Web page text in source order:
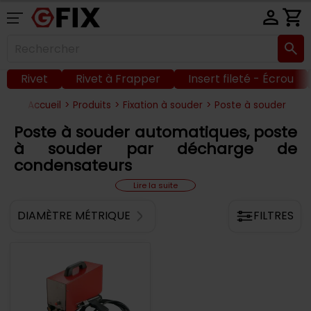
Rivet Rivet à Frapper Insert fileté - Écrou
Accueil > Produits > Fixation à souder > Poste à souder
Poste à souder automatiques, poste
à souder par décharge de
condensateurs
Lire la suite
DIAMÈTRE MÉTRIQUE FILTRES